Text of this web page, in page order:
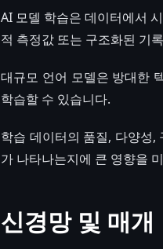
AI 모델 학습은 데이터에서
적 측정값 또는 구조화된 기
대규모 언어 모델은 방대한
학습할 수 있습니다.
학습 데이터의 품질, 다양성,
가 나타나는지에 큰 영향을
신경망 및 매개